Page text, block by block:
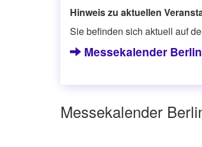
Hinweis zu aktuellen
Sie befinden sich aktuell auf
Messekalender
Messekalender